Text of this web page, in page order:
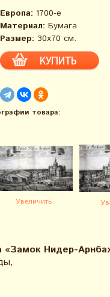
Европа: 1700-е
Материал: Бумага
Размер: 30х70 см.
товара:
Увеличить
«Замок Нидер-